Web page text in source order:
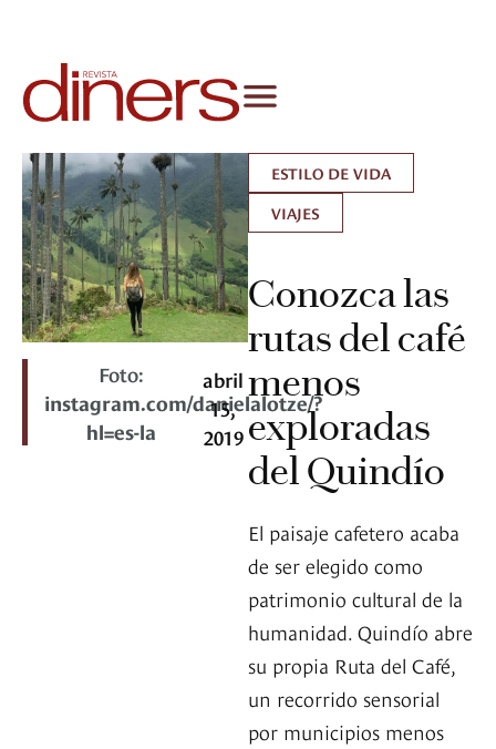
Foto:
instagram.com/danielalotze/?
hl=es-la
abril
15,
2019
ESTILO DE VIDA
VIAJES
Conozca las
rutas del café
menos
exploradas
del Quindío
El paisaje cafetero acaba
de ser elegido como
patrimonio cultural de la
humanidad. Quindío abre
su propia Ruta del Café,
un recorrido sensorial
por municipios menos